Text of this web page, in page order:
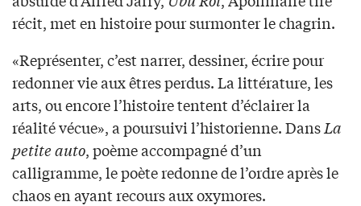
récit, met en histoire pour surmonter le chagrin.
«Représenter, c’est narrer, dessiner, écrire pour
redonner vie aux êtres perdus. La littérature, les
arts, ou encore l’histoire tentent d’éclairer la
réalité vécue», a poursuivi l’historienne. DansLa
petite auto, poème accompagné d’un
calligramme, le poète redonne de l’ordre après le
chaos en ayant recours aux oxymores.